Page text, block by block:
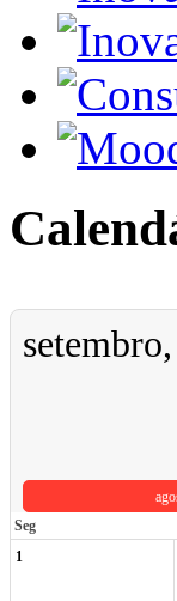
setembro,
Seg
1